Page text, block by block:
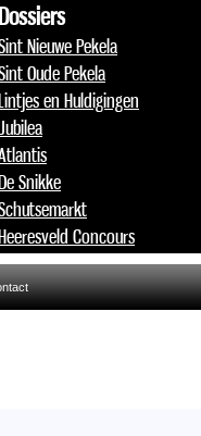
Nieuwe Pekela
Oude Pekela
en Huldigingen
Snikke
Concours